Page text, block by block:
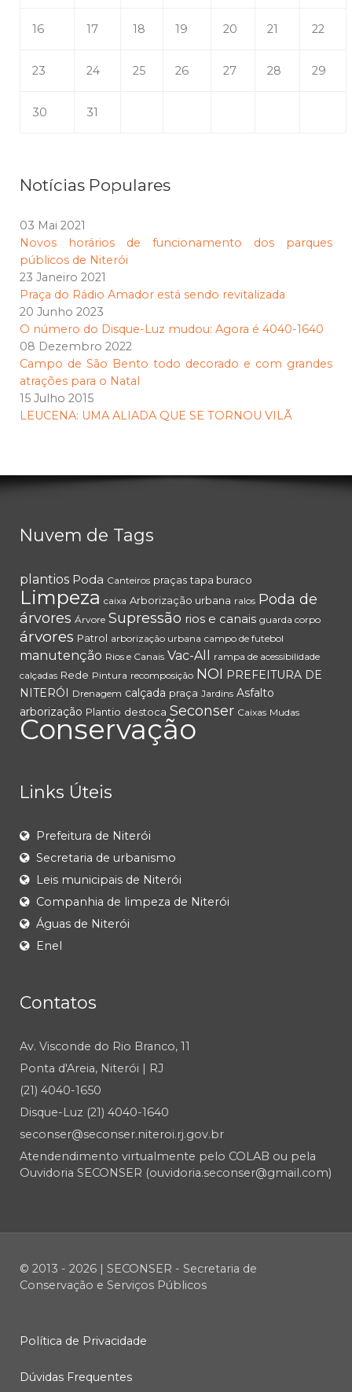
16 17 18 19 20 21 22
23 24 25 26 27 28 29
30 31
Notícias Populares
03 Mai 2021
Novos horários de funcionamento dos parques
públicos de Niterói
23 Janeiro 2021
Praça do Rádio Amador está sendo revitalizada
20 Junho 2023
O número do Disque-Luz mudou: Agora é 4040-1640
08 Dezembro 2022
Campo de São Bento todo decorado e com grandes
atrações para o Natal
15 Julho 2015
LEUCENA: UMA ALIADA QUE SE TORNOU VILÃ
Nuvem de Tags
plantios Poda Canteiros praças tapa buraco
Limpeza caixa Arborização urbana ralos Poda de
árvores Árvore Supressão rios e canais guarda corpo
árvores Patrol arborização urbana campo de futebol
manutenção Rios e Canais Vac-All
rampa de acessibilidade
calçadas Rede Pintura recomposição NOI PREFEITURA DE
NITERÓI
Drenagem calçada praça Jardins Asfalto
arborização Plantio destoca Seconser Caixas Mudas
Conservação
Links Úteis
Prefeitura de Niterói
Secretaria de urbanismo
Leis municipais de Niterói
Companhia de limpeza de Niterói
Águas de Niterói
Enel
Contatos
Av. Visconde do Rio Branco, 11
Ponta d'Areia, Niterói | RJ
(21) 4040-1650
Disque-Luz (21) 4040-1640
seconser@seconser.niteroi.rj.gov.br
Atendendimento virtualmente pelo COLAB ou pela
Ouvidoria SECONSER (ouvidoria.seconser@gmail.com)
© 2013 - 2026 | SECONSER - Secretaria de
Conservação e Serviços Públicos
Política de Privacidade
Dúvidas Frequentes